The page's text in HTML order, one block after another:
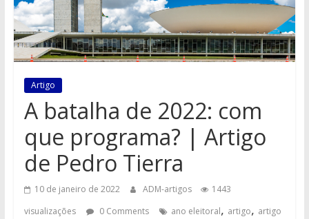
Artigo
A batalha de 2022: com
que programa? | Artigo
de Pedro Tierra
10 de janeiro de 2022 ADM-artigos
1443
visualizações
0 Comments ano eleitoral, artigo, artigo